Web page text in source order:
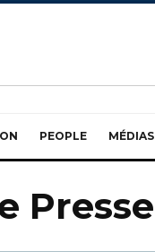
PEOPLE MÉDIAS
Presse